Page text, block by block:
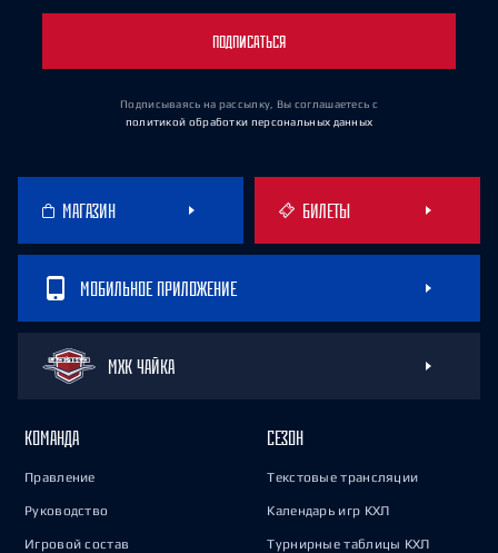
ПОДПИСАТЬСЯ
Подписываясь на рассылку, Вы соглашаетесь с
политикой обработки персональных данных
МАГАЗИН БИЛЕТЫ
МОБИЛЬНОЕ ПРИЛОЖЕНИЕ
МХК ЧАЙКА
КОМАНДА
Правление
Руководство
Игровой состав
СЕЗОН
Текстовые трансляции
Календарь игр КХЛ
Турнирные таблицы КХЛ